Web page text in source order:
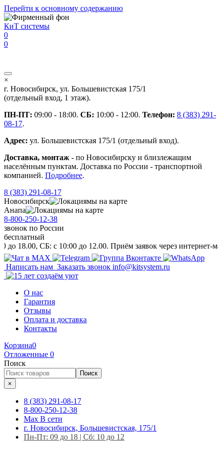
Перейти к основному содержанию
КиТ системы
0
0
×
г. Новосибирск, ул. Большевистская 175/1
(отдельный вход, 1 этаж).
ПН-ПТ: 09:00 - 18:00. СБ: 10:00 - 12:00. Телефон: 8 (383) 291-
08-17.
Адрес: ул. Большевистская 175/1 (отдельный вход).
Доставка, монтаж - по Новосибирску и близлежащим
населённым пунктам. Доставка по России - транспортной
компанией. Подробнее.
8 (383) 291-08-17
Новосибирск
мы на карте
Анапа
мы на карте
8-800-250-12-38
звонок по России
бесплатный
c 10:00 до 12.00. Приём заявок через интернет-магазин и
Написать нам Заказать звонок info@kitsystem.ru
О нас
Гарантия
Отзывы
Оплата и доставка
Контакты
Корзина0
Отложенные 0
Поиск
Поиск
×
8 (383) 291-08-17
8-800-250-12-38
Max В сети
г. Новосибирск, Большевистская, 175/1
Пн-Пт: 09 до 18 | Сб: 10 до 12